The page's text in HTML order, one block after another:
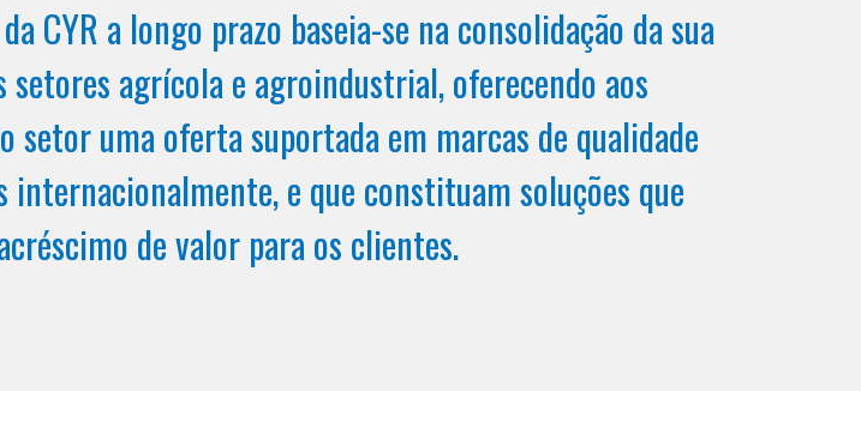
CYR a longo prazo baseia-se na consolidação da sua
setores agrícola e agroindustrial, oferecendo aos
setor uma oferta suportada em marcas de qualidade
internacionalmente, e que constituam soluções que
de valor para os clientes.